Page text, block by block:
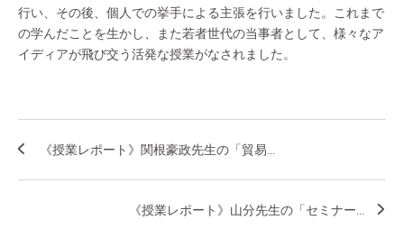
行い、その後、個人での挙手による主張を行いました。これまで
の学んだことを生かし、また若者世代の当事者として、様々なア
イディアが飛び交う活発な授業がなされました。
《授業レポート》関根豪政先生の「貿易...
《授業レポート》山分先生の「セミナー...